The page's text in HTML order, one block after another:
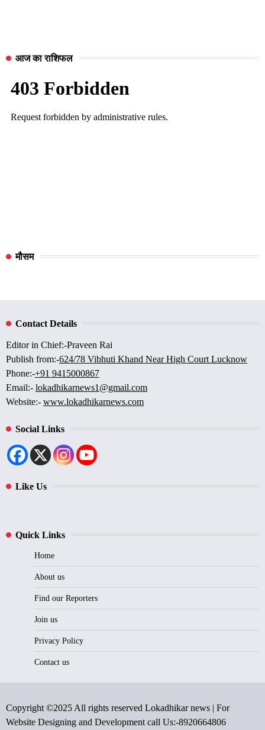
आज का राशिफल
मौसम
Contact Details
Editor in Chief:-Praveen Rai
Publish from:-624/78 Vibhuti Khand Near High Court Lucknow
Phone:-+91 9415000867
Email:- lokadhikarnews1@gmail.com
Website:- www.lokadhikarnews.com
Social Links
Like Us
Quick Links
Home
About us
Find our Reporters
Join us
Privacy Policy
Contact us
Copyright ©2025 All rights reserved Lokadhikar news | For
Website Designing and Development call Us:-8920664806